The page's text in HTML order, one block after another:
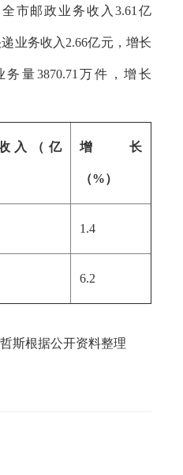
全市邮政业务收入3.61亿
业务收入2.66亿元，增长
量3870.71万件，增长
入（亿 增长
（%）
1.4
6.2
斯根据公开资料整理